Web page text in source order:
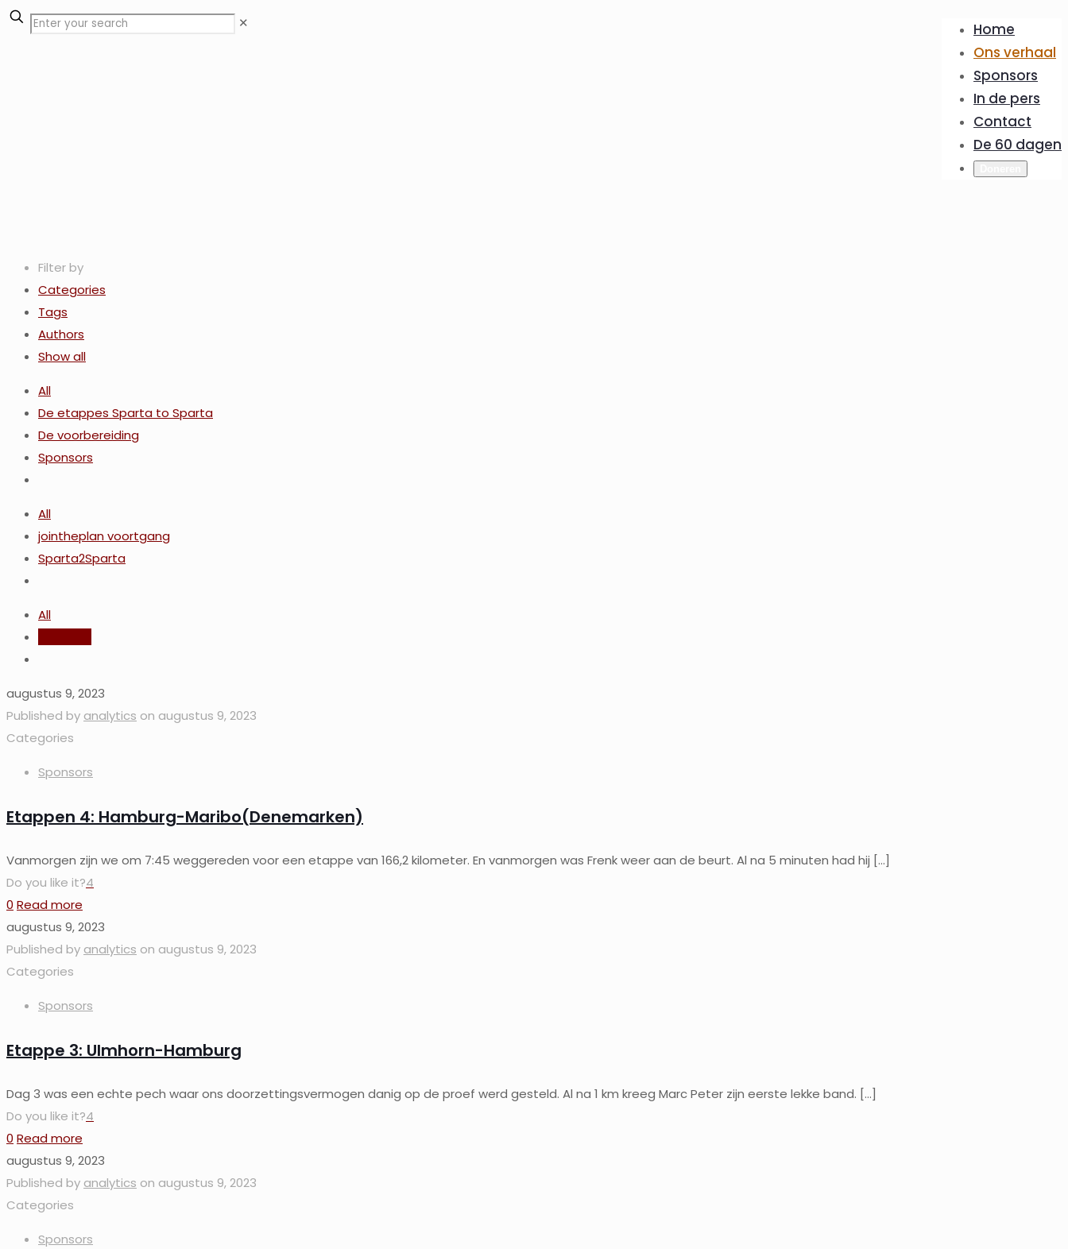
Home
Ons verhaal
Sponsors
In de pers
Contact
De 60 dagen
✕
Filter by
Categories
Tags
Authors
Show all
All
De etappes Sparta to Sparta
De voorbereiding
Sponsors
All
jointheplan voortgang
Sparta2Sparta
All
augustus 9, 2023
Published by analytics on augustus 9, 2023
Categories
Sponsors
Etappen 4: Hamburg-Maribo(Denemarken)
Vanmorgen zijn we om 7:45 weggereden voor een etappe van 166,2 kilometer. En vanmorgen was Frenk weer aan de beurt. Al na 5 minuten had hij […]
Do you like it?4
0 Read more
augustus 9, 2023
Published by analytics on augustus 9, 2023
Categories
Sponsors
Etappe 3: Ulmhorn-Hamburg
Dag 3 was een echte pech waar ons doorzettingsvermogen danig op de proef werd gesteld. Al na 1 km kreeg Marc Peter zijn eerste lekke band. […]
Do you like it?4
0 Read more
augustus 9, 2023
Published by analytics on augustus 9, 2023
Categories
Sponsors